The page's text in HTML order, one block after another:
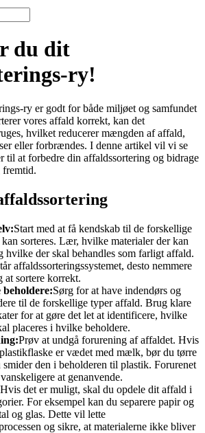
du dit
ry!
ry er godt for både miljøet og samfundet
vores affald korrekt, kan det
hvilket reducerer mængden af affald,
eller forbrændes. I denne artikel vil vi se
til at forbedre din affaldssortering og bidrage
Start med at få kendskab til de forskellige
sorteres. Lær, hvilke materialer der kan
hvilke der skal behandles som farligt affald.
affaldssorteringssystemet, desto nemmere
sortere korrekt.
Sørg for at have indendørs og
til de forskellige typer affald. Brug klare
for at gøre det let at identificere, hvilke
placeres i hvilke beholdere.
Prøv at undgå forurening af affaldet. Hvis
er vædet med mælk, bør du tørre
smider den i beholderen til plastik. Forurenet
at genanvende.
Hvis det er muligt, skal du opdele dit affald i
For eksempel kan du separere papir og
og glas. Dette vil lette
og sikre, at materialerne ikke bliver